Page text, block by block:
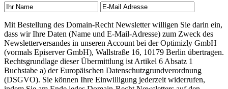
Mit Bestellung des Domain-Recht Newsletter willigen Sie darin ein,
dass wir Ihre Daten (Name und E-Mail-Adresse) zum Zweck des
Newsletterversandes in unseren Account bei der Optimizly GmbH
(vormals Episerver GmbH), Wallstraße 16, 10179 Berlin übertragen.
Rechtsgrundlage dieser Übermittlung ist Artikel 6 Absatz 1
Buchstabe a) der Europäischen Datenschutzgrundverordnung
(DSGVO). Sie können Ihre Einwilligung jederzeit widerrufen,